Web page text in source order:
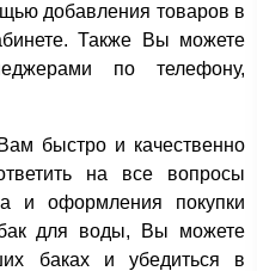
добавления товаров в
Также Вы можете
по телефону,
быстро и качественно
на все вопросы
и оформления покупки
для воды, Вы можете
баках и убедиться в